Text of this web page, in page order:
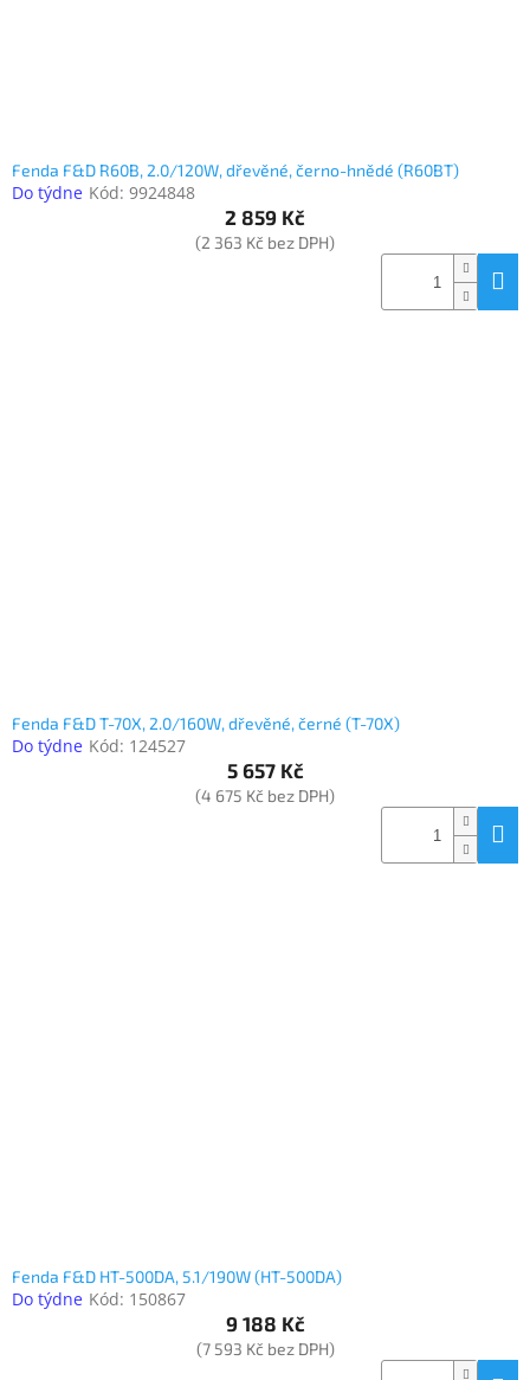
Fenda F&D R60B, 2.0/120W, dřevěné, černo-hnědé (R60BT)
Do týdne Kód: 9924848
2 859 Kč
(2 363 Kč bez DPH)
Fenda F&D T-70X, 2.0/160W, dřevěné, černé (T-70X)
Do týdne Kód: 124527
5 657 Kč
(4 675 Kč bez DPH)
Fenda F&D HT-500DA, 5.1/190W (HT-500DA)
Do týdne Kód: 150867
9 188 Kč
(7 593 Kč bez DPH)